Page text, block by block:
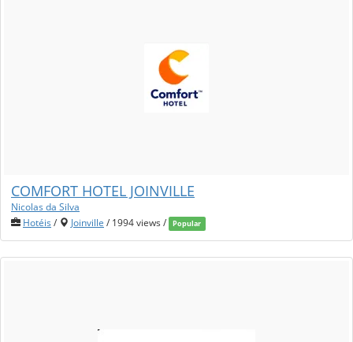
COMFORT HOTEL JOINVILLE
Nicolas da Silva
Hotéis / Joinville / 1994 views / Popular